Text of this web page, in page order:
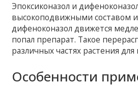
Эпоксиконазол и
высокоподвижными составом
дифеноконазол движется
попал препарат. Такое
различных частях растения
Особенности